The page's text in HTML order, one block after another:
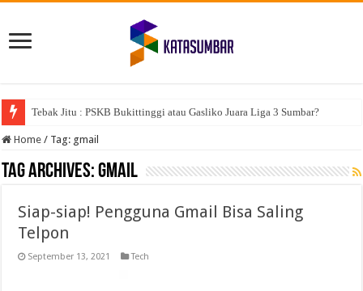
Tebak Jitu : PSKB Bukittinggi atau Gasliko Juara Liga 3 Sumbar?
Home / Tag: gmail
Tag Archives:gmail
Siap-siap! Pengguna Gmail Bisa Saling
Telpon
September 13, 2021 Tech